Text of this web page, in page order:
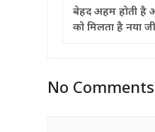
बेहद अहम होती है
को मिलता है नया
No